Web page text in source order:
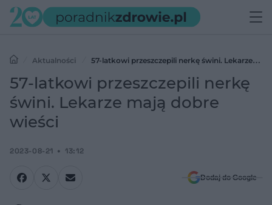
Aktualności
57-latkowi przeszczepili nerkę świni. Lekarze
mają dobre wieści
57-latkowi przeszczepili nerkę
świni. Lekarze mają dobre
wieści
2023-08-21 13:12
Dodaj do Google